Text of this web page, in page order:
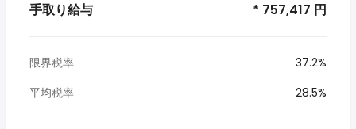
手取り給与 * 757,417 円
限界税率
37.2%
平均税率
28.5%